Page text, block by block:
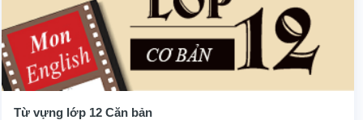
Từ vựng lớp 12 Căn bản